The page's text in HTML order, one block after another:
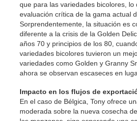
que para las variedades bicolores, lo
evaluación crítica de la gama actual
Sorprendentemente, la situación es
diferente a la crisis de la Golden
años 70 y principios de los 80,
variedades bicolores tuvieron un
variedades como Golden y Granny
ahora se observan escaseces en
Impacto en los flujos de
En el caso de Bélgica, Tony ofrece
moderada sobre la nueva cosecha